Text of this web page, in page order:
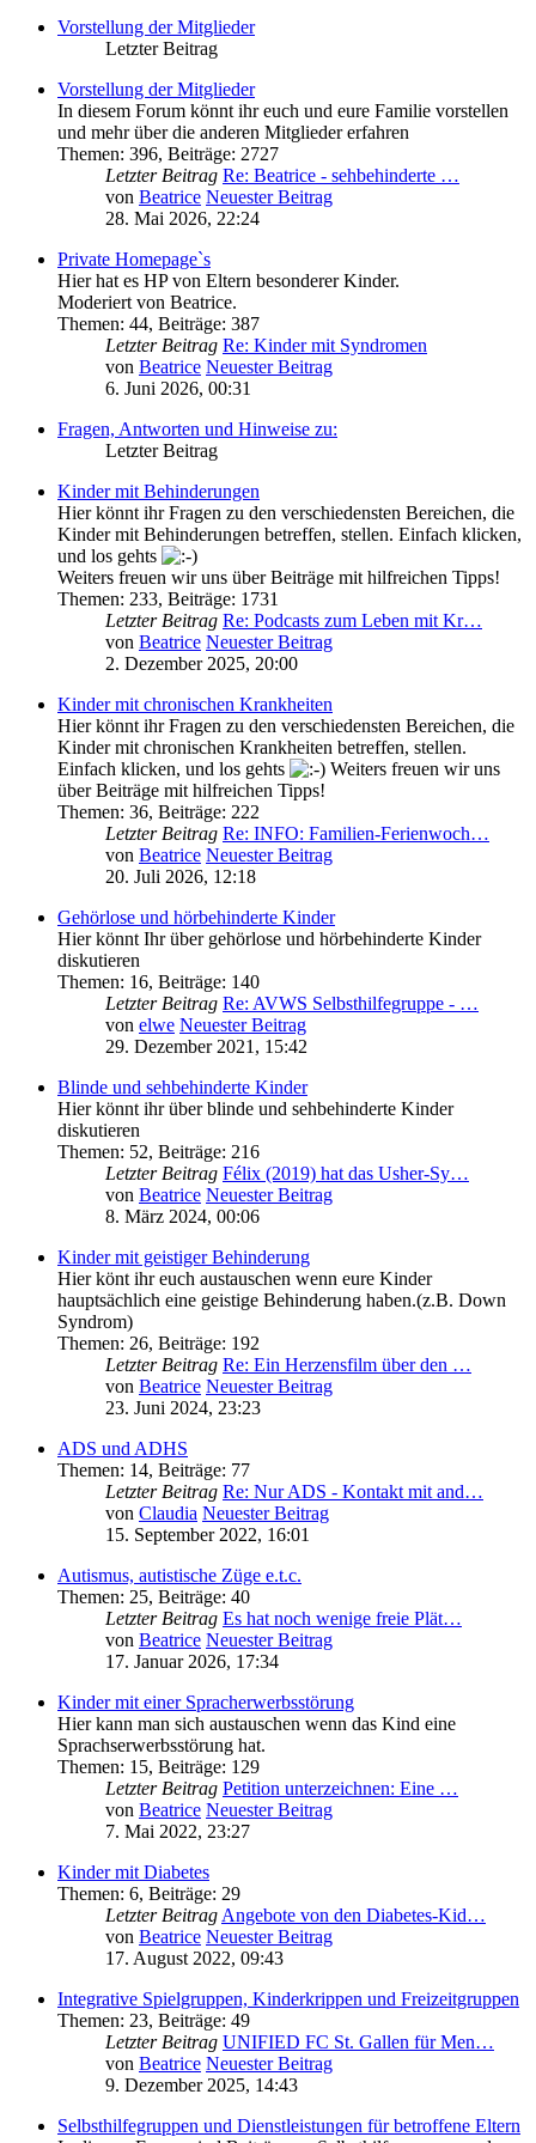
Vorstellung der Mitglieder
Letzter Beitrag
Vorstellung der Mitglieder
In diesem Forum könnt ihr euch und eure Familie vorstellen
und mehr über die anderen Mitglieder erfahren
Themen: 396, Beiträge: 2727
Letzter Beitrag Re: Beatrice - sehbehinderte …
von Beatrice Neuester Beitrag
28. Mai 2026, 22:24
Private Homepage`s
Hier hat es HP von Eltern besonderer Kinder.
Moderiert von Beatrice.
Themen: 44, Beiträge: 387
Letzter Beitrag Re: Kinder mit Syndromen
von Beatrice Neuester Beitrag
6. Juni 2026, 00:31
Fragen, Antworten und Hinweise zu:
Letzter Beitrag
Kinder mit Behinderungen
Hier könnt ihr Fragen zu den verschiedensten Bereichen, die
Kinder mit Behinderungen betreffen, stellen. Einfach klicken,
und los gehts
Weiters freuen wir uns über Beiträge mit hilfreichen Tipps!
Themen: 233, Beiträge: 1731
Letzter Beitrag Re: Podcasts zum Leben mit Kr…
von Beatrice Neuester Beitrag
2. Dezember 2025, 20:00
Kinder mit chronischen Krankheiten
Hier könnt ihr Fragen zu den verschiedensten Bereichen, die
Kinder mit chronischen Krankheiten betreffen, stellen.
Einfach klicken, und los gehts
Weiters freuen wir uns
über Beiträge mit hilfreichen Tipps!
Themen: 36, Beiträge: 222
Letzter Beitrag Re: INFO: Familien-Ferienwoch…
von Beatrice Neuester Beitrag
20. Juli 2026, 12:18
Gehörlose und hörbehinderte Kinder
Hier könnt Ihr über gehörlose und hörbehinderte Kinder
diskutieren
Themen: 16, Beiträge: 140
Letzter Beitrag Re: AVWS Selbsthilfegruppe - …
von elwe Neuester Beitrag
29. Dezember 2021, 15:42
Blinde und sehbehinderte Kinder
Hier könnt ihr über blinde und sehbehinderte Kinder
diskutieren
Themen: 52, Beiträge: 216
Letzter Beitrag Félix (2019) hat das Usher-Sy…
von Beatrice Neuester Beitrag
8. März 2024, 00:06
Kinder mit geistiger Behinderung
Hier könt ihr euch austauschen wenn eure Kinder
hauptsächlich eine geistige Behinderung haben.(z.B. Down
Syndrom)
Themen: 26, Beiträge: 192
Letzter Beitrag Re: Ein Herzensfilm über den …
von Beatrice Neuester Beitrag
23. Juni 2024, 23:23
ADS und ADHS
Themen: 14, Beiträge: 77
Letzter Beitrag Re: Nur ADS - Kontakt mit and…
von Claudia Neuester Beitrag
15. September 2022, 16:01
Autismus, autistische Züge e.t.c.
Themen: 25, Beiträge: 40
Letzter Beitrag Es hat noch wenige freie Plät…
von Beatrice Neuester Beitrag
17. Januar 2026, 17:34
Kinder mit einer Spracherwerbsstörung
Hier kann man sich austauschen wenn das Kind eine
Sprachserwerbsstörung hat.
Themen: 15, Beiträge: 129
Letzter Beitrag Petition unterzeichnen: Eine …
von Beatrice Neuester Beitrag
7. Mai 2022, 23:27
Kinder mit Diabetes
Themen: 6, Beiträge: 29
Letzter Beitrag Angebote von den Diabetes-Kid…
von Beatrice Neuester Beitrag
17. August 2022, 09:43
Integrative Spielgruppen, Kinderkrippen und Freizeitgruppen
Themen: 23, Beiträge: 49
Letzter Beitrag UNIFIED FC St. Gallen für Men…
von Beatrice Neuester Beitrag
9. Dezember 2025, 14:43
Selbsthilfegruppen und Dienstleistungen für betroffene Eltern